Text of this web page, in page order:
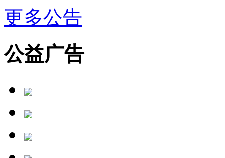
更多公告
公益广告